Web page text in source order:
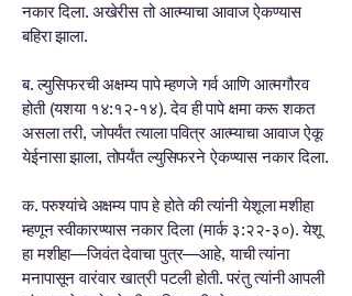
नकार दिला. अखेरीस तो आत्म्याचा आवाज ऐकण्यास
बहिरा झाला.
ब. ल्युसिफरची अक्षम्य पापे म्हणजे गर्व आणि आत्मगौरव
होती (यशया १४:१२-१४). देव ही पापे क्षमा करू शकत
असला तरी, जोपर्यंत त्याला पवित्र आत्म्याचा आवाज ऐकू
येईनासा झाला, तोपर्यंत ल्युसिफरने ऐकण्यास नकार दिला.
क. परुश्यांचे अक्षम्य पाप हे होते की त्यांनी येशूला मशीहा
म्हणून स्वीकारण्यास नकार दिला (मार्क ३:२२-३०). येशू
हा मशीहा—जिवंत देवाचा पुत्र—आहे, याची त्यांना
मनापासून वारंवार खात्री पटली होती. परंतु त्यांनी आपली